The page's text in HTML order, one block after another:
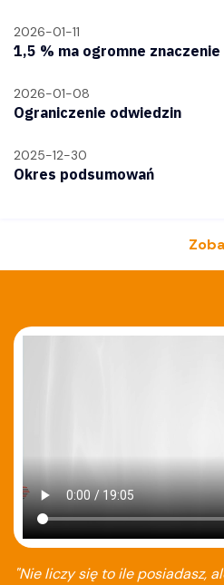
2026-01-11
1,5 % ma ogromne znaczenie
2026-01-08
Ograniczenie odwiedzin
2025-12-30
Okres podsumowań
"Nie liczy się to ile posiadasz,